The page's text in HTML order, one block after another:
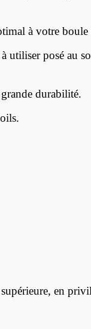
à votre
posé au
durabilité.
en